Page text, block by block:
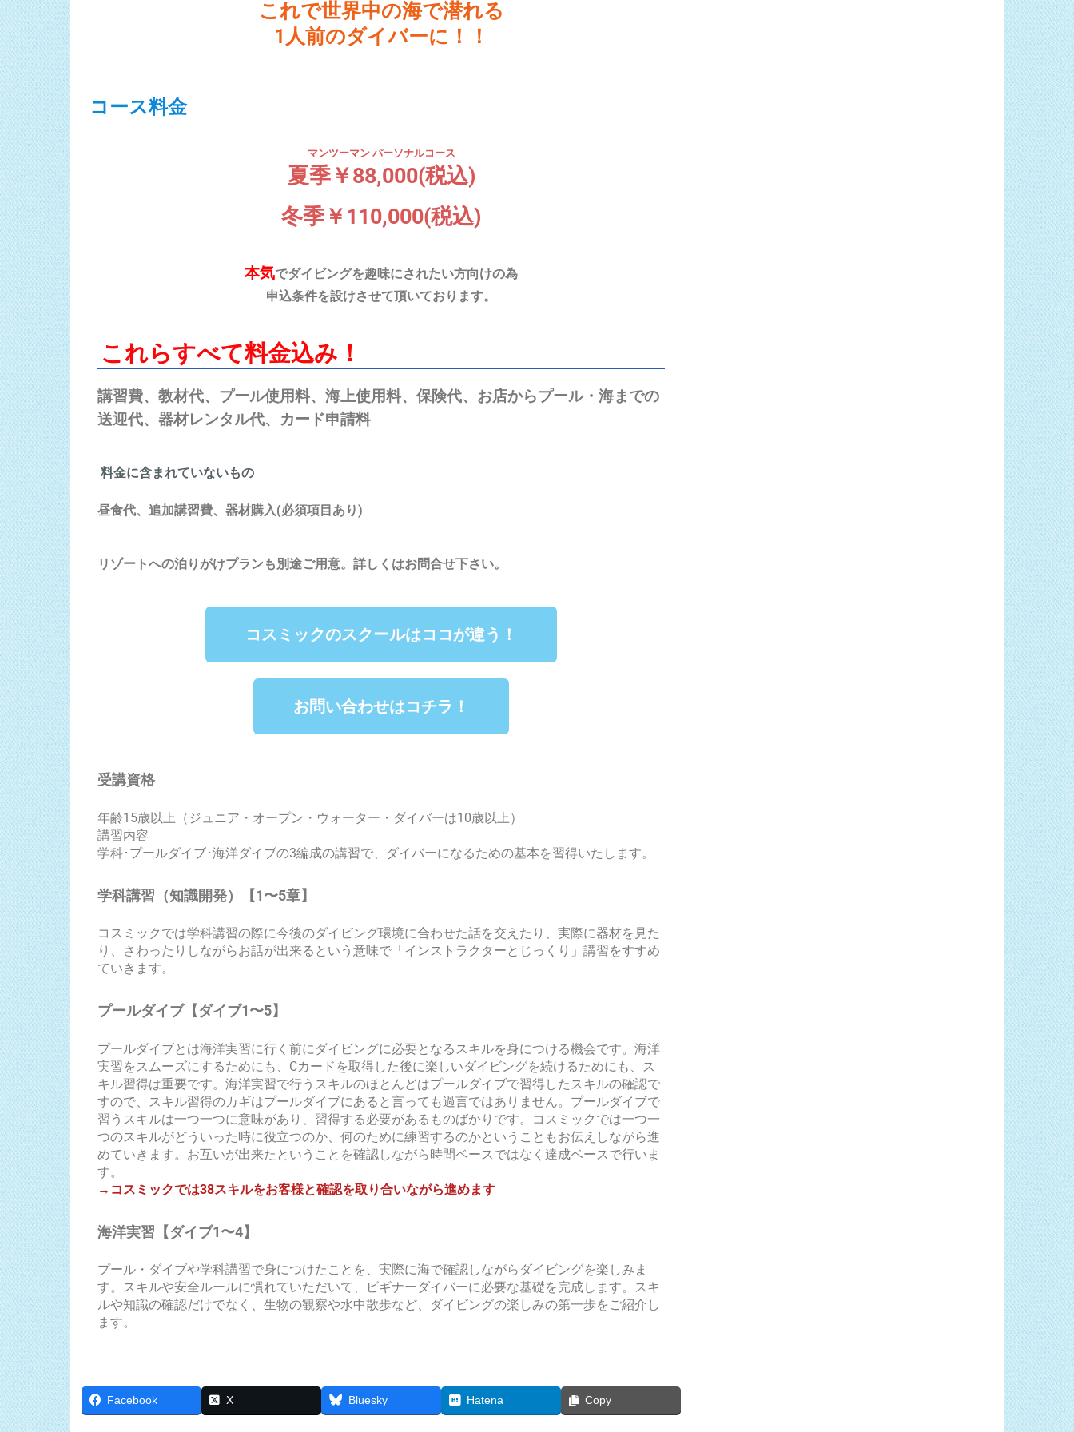
これで世界中の海で潜れる
1人前のダイバーに！！
コース料金
マンツーマン パーソナルコース
夏季￥88,000(税込)
冬季￥110,000(税込)
本気でダイビングを趣味にされたい方向けの為
申込条件を設けさせて頂いております。
これらすべて料金込み！
講習費、教材代、プール使用料、海上使用料、保険代、 お店からプール・海までの
送迎代、器材レンタル代、 カード申請料
料金に含まれていないもの
昼食代、追加講習費、器材購入(必須項目あり)
リゾートへの泊りがけプランも別途ご用意。 詳しくはお問合せ下さい。
コスミックのスクールはココが違う！
お問い合わせはコチラ！
受講資格
年齢15歳以上（ジュニア・オープン・ウォーター・ダイバーは10歳以上）
講習内容
学科･プールダイブ･海洋ダイブの3編成の講習で、ダイバーになるための基本を習得いたします。
学科講習（知識開発）【1〜5章】
コスミックでは学科講習の際に今後のダイビング環境に合わせた話を交えたり、実際に器材を見た
り、さわったりしながらお話が出来るという意味で「インストラクターとじっくり」講習をすすめ
ていきます。
プールダイブ【ダイブ1〜5】
プールダイブとは海洋実習に行く前にダイビングに必要となるスキルを身につける機会です。海洋
実習をスムーズにするためにも、Cカードを取得した後に楽しいダイビングを続けるためにも、ス
キル習得は重要です。海洋実習で行うスキルのほとんどはプールダイブで習得したスキルの確認で
すので、スキル習得のカギはプールダイブにあると言っても過言ではありません。プールダイブで
習うスキルは一つ一つに意味があり、習得する必要があるものばかりです。コスミックでは一つ一
つのスキルがどういった時に役立つのか、何のために練習するのかということもお伝えしながら進
めていきます。お互いが出来たということを確認しながら時間ベースではなく達成ベースで行いま
す。
→コスミックでは38スキルをお客様と確認を取り合いながら進めます
海洋実習【ダイブ1〜4】
プール・ダイブや学科講習で身につけたことを、実際に海で確認しながらダイビングを楽しみま
す。スキルや安全ルールに慣れていただいて、ビギナーダイバーに必要な基礎を完成します。スキ
ルや知識の確認だけでなく、生物の観察や水中散歩など、ダイビングの楽しみの第一歩をご紹介し
ます。
Facebook X Bluesky Hatena Copy